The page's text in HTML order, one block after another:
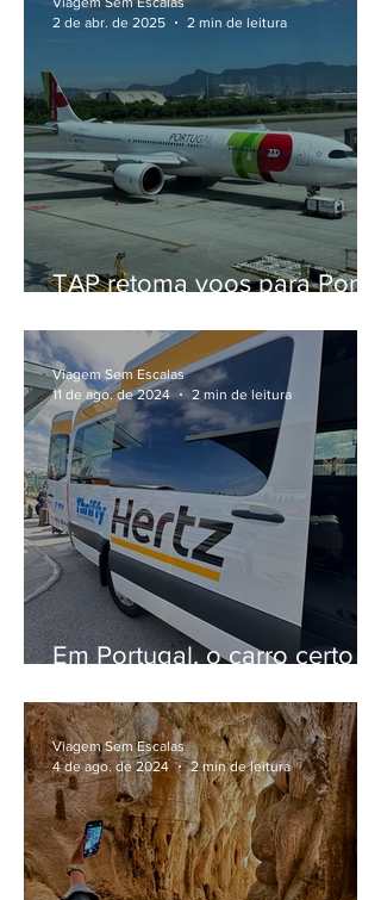
TAP retoma voos para Porto
semanais
2 de abr. de 2025
2 min de leitura
Em Portugal, o carro certo
SG Rentals. Veja dicas
Viagem Sem Escalas
11 de ago. de 2024
2 min de leitura
Viagem Sem Escalas
4 de ago. de 2024
2 min de leitura